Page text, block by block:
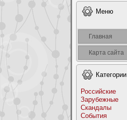
Меню
Главная
Карта сайта
Категоpии
Российские
Заpyбежные
Скандалы
События